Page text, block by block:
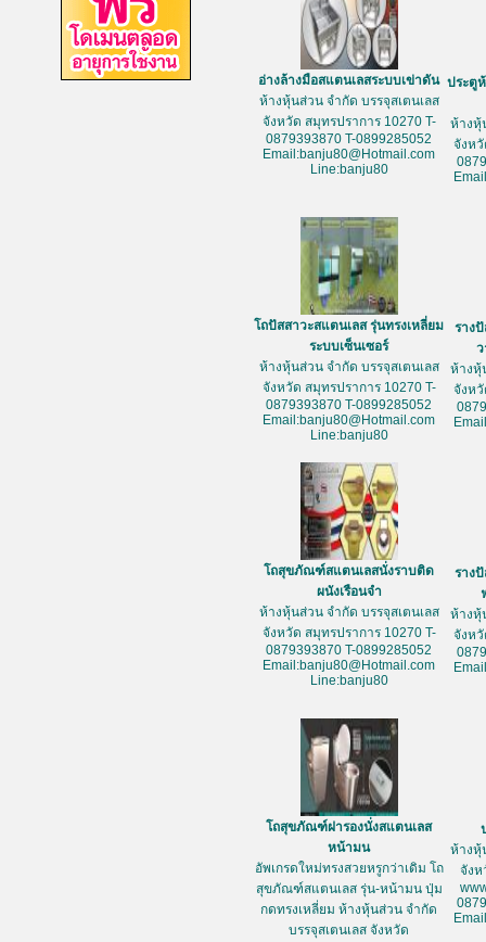
อ่างล้างมือสแตนเลสระบบเข่าดัน
ห้างหุ้นส่วน จำกัด บรรจุสเตนเลส
จังหวัด สมุทรปราการ 10270 T-
0879393870 T-0899285052
Email:banju80@Hotmail.com
Line:banju80
ประตู
ห้างหุ้
จังห
โถปัสสาวะสแตนเลส รุ่นทรงเหลี่ยม
ระบบเซ็นเซอร์
ห้างหุ้นส่วน จำกัด บรรจุสเตนเลส
จังหวัด สมุทรปราการ 10270 T-
0879393870 T-0899285052
Email:banju80@Hotmail.com
Line:banju80
ราง
ห้างหุ้
จังห
โถสุขภัณฑ์สแตนเลสนั่งราบติด
ผนังเรือนจำ
ห้างหุ้นส่วน จำกัด บรรจุสเตนเลส
จังหวัด สมุทรปราการ 10270 T-
0879393870 T-0899285052
Email:banju80@Hotmail.com
Line:banju80
ราง
ห้างหุ้
จังห
โถสุขภัณฑ์ฝารองนั่งสแตนเลส
หน้ามน
อัพเกรดใหม่ทรงสวยหรูกว่าเดิม โถ
สุขภัณฑ์สแตนเลส รุ่น-หน้ามน ปุ่ม
กดทรงเหลี่ยม ห้างหุ้นส่วน จำกัด
บรรจุสเตนเลส จังหวัด
ห้างหุ้
จังห